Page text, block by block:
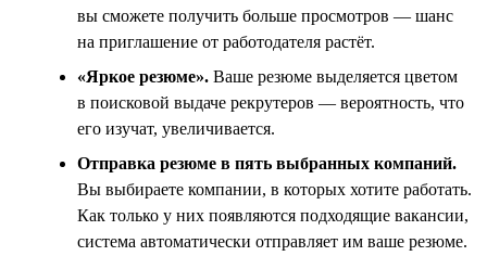
вы сможете получить больше просмотров — шанс
на приглашение от работодателя растёт.
«Яркое резюме». Ваше резюме выделяется цветом
в поисковой выдаче рекрутеров — вероятность, что
его изучат, увеличивается.
Отправка резюме в пять выбранных компаний.
Вы выбираете компании, в которых хотите работать.
Как только у них появляются подходящие вакансии,
система автоматически отправляет им ваше резюме.